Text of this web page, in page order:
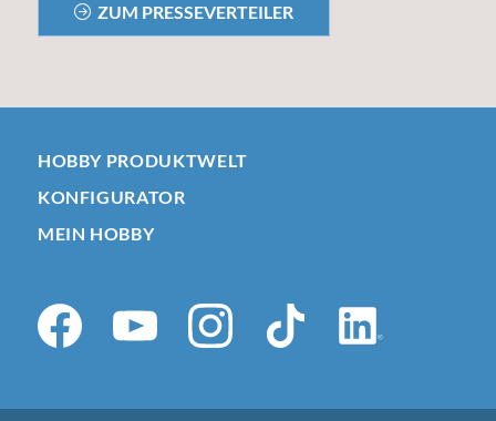
ZUM PRESSEVERTEILER
HOBBY PRODUKTWELT
KONFIGURATOR
MEIN HOBBY